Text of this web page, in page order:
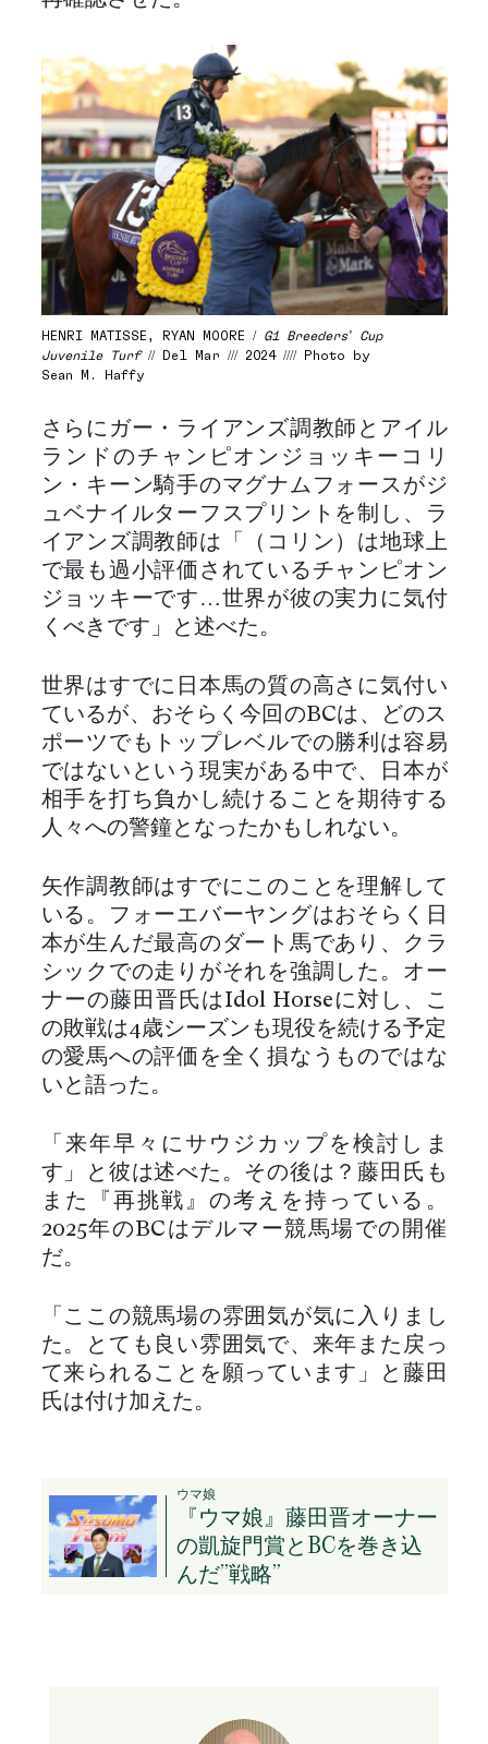
HENRI MATISSE, RYAN MOORE / G1 Breeders’ Cup
Juvenile Turf// Del Mar /// 2024 //// Photo by
Sean M. Haffy
さらにガー・ライアンズ調教師とアイル
ランドのチャンピオンジョッキーコリ
ン・キーン騎手のマグナムフォースがジ
ュベナイルターフスプリントを制し、ラ
イアンズ調教師は「（コリン）は地球上
で最も過小評価されているチャンピオン
ジョッキーです…世界が彼の実力に気付
くべきです」と述べた。
世界はすでに日本馬の質の高さに気付い
ているが、おそらく今回のBCは、どのス
ポーツでもトップレベルでの勝利は容易
ではないという現実がある中で、日本が
相手を打ち負かし続けることを期待する
人々への警鐘となったかもしれない。
矢作調教師はすでにこのことを理解して
いる。フォーエバーヤングはおそらく日
本が生んだ最高のダート馬であり、クラ
シックでの走りがそれを強調した。オー
ナーの藤田晋氏はIdol Horseに対し、こ
の敗戦は4歳シーズンも現役を続ける予定
の愛馬への評価を全く損なうものではな
いと語った。
「来年早々にサウジカップを検討しま
す」と彼は述べた。その後は？藤田氏も
また『再挑戦』の考えを持っている。
2025年のBCはデルマー競馬場での開催
だ。
「ここの競馬場の雰囲気が気に入りまし
た。とても良い雰囲気で、来年また戻っ
て来られることを願っています」と藤田
氏は付け加えた。
ウマ娘
『ウマ娘』藤田晋オーナー
の凱旋門賞とBCを巻き込
んだ”戦略”